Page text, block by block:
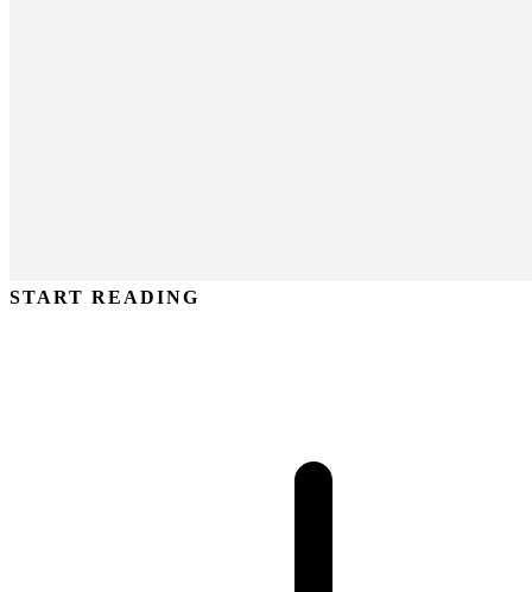
START READING